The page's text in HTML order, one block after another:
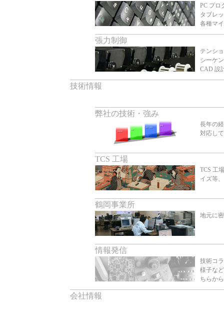
PC プロ
タブレ
各種マ
張力制御
テンシ
シーケ
CAD 設
技術情報
弊社の技術・強み
長年の
対応し
TCS 工場
TCS 工
イズ等
鶴岡事業所
地元に
情報発信
技術コ
様子な
ちらか
会社情報